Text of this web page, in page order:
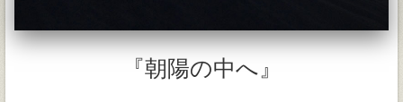
『朝陽の中へ』